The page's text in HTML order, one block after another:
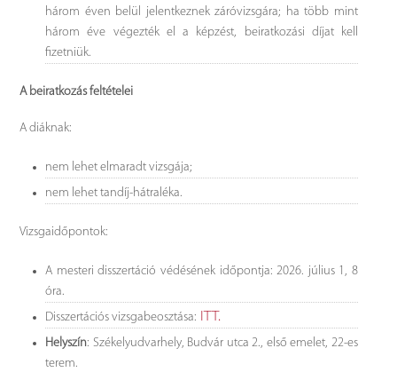
három éven belül jelentkeznek záróvizsgára; ha több mint
három éve végezték el a képzést, beiratkozási díjat kell
fizetniük.
A beiratkozás feltételei
A diáknak:
nem lehet elmaradt vizsgája;
nem lehet tandíj-hátraléka.
Vizsgaidőpontok:
A mesteri disszertáció védésének időpontja: 2026. július 1, 8
óra.
Disszertációs vizsgabeosztása: ITT.
Helyszín: Székelyudvarhely, Budvár utca 2., első emelet, 22-es
terem.